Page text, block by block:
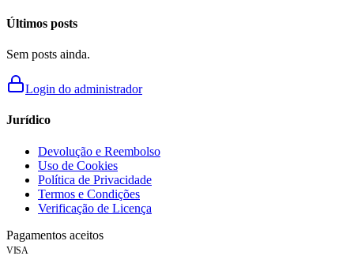
Últimos posts
Sem posts ainda.
Login do administrador
Jurídico
Devolução e Reembolso
Uso de Cookies
Política de Privacidade
Termos e Condições
Verificação de Licença
Pagamentos aceitos
VISA